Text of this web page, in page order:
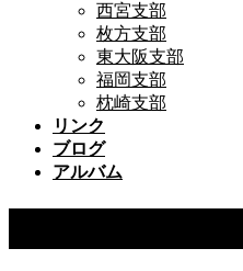
西宮支部
枚方支部
東大阪支部
福岡支部
枕崎支部
リンク
ブログ
アルバム